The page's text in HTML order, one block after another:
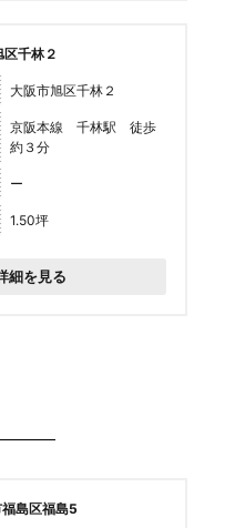
千林２
大阪市旭区千林２
京阪本線 千林駅 徒歩
約３分
ー
1.50坪
細を見る
島区福島5